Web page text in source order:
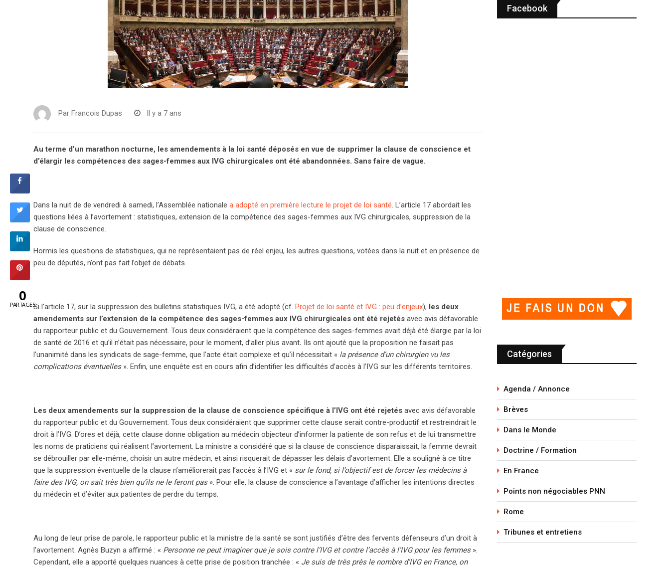
Par Francois Dupas Il y a 7 ans
Au terme d’un marathon nocturne, les amendements à la loi santé déposés en vue de supprimer la clause de conscience et
d’élargir les compétences des sages-femmes aux IVG chirurgicales ont été abandonnées. Sans faire de vague.
Dans la nuit de de vendredi à samedi, l’Assemblée nationale a adopté en première lecture le projet de loi santé. L’article 17 abordait les
questions liées à l’avortement : statistiques, extension de la compétence des sages-femmes aux IVG chirurgicales, suppression de la
clause de conscience.
Hormis les questions de statistiques, qui ne représentaient pas de réel enjeu, les autres questions, votées dans la nuit et en présence de
peu de députés, n’ont pas fait l’objet de débats.
Si l’article 17, sur la suppression des bulletins statistiques IVG, a été adopté (cf. Projet de loi santé et IVG : peu d’enjeux), les deux
amendements sur l’extension de la compétence des sages-femmes aux IVG chirurgicales ont été rejetés avec avis défavorable
du rapporteur public et du Gouvernement. Tous deux considéraient que la compétence des sages-femmes avait déjà été élargie par la loi
de santé de 2016 et qu’il n’était pas nécessaire, pour le moment, d’aller plus avant. Ils ont ajouté que la proposition ne faisait pas
l’unanimité dans les syndicats de sage-femme, que l’acte était complexe et qu’il nécessitait « la présence d’un chirurgien vu les
complications éventuelles». Enfin, une enquête est en cours afin d’identifier les difficultés d’accès à l’IVG sur les différents territoires.
Les deux amendements sur la suppression de la clause de conscience spécifique à l’IVG ont été rejetés avec avis défavorable
du rapporteur public et du Gouvernement. Tous deux considéraient que supprimer cette clause serait contre-productif et restreindrait le
droit à l’IVG. D’ores et déjà, cette clause donne obligation au médecin objecteur d’informer la patiente de son refus et de lui transmettre
les noms de praticiens qui réalisent l’avortement. La ministre a considéré que si la clause de conscience disparaissait, la femme devrait
se débrouiller par elle-même, choisir un autre médecin, et ainsi risquerait de dépasser les délais d’avortement. Elle a souligné à ce titre
que la suppression éventuelle de la clause n’améliorerait pas l’accès à l’IVG et « sur le fond, si l’objectif est de forcer les médecins à
faire des IVG, on sait très bien qu’ils ne le feront pas». Pour elle, la clause de conscience a l’avantage d’afficher les intentions directes
du médecin et d’éviter aux patientes de perdre du temps.
Au long de leur prise de parole, le rapporteur public et la ministre de la santé se sont justifiés d’être des fervents défenseurs d’un droit à
l’avortement. Agnès Buzyn a affirmé : « Personne ne peut imaginer que je sois contre l’IVG et contre l’accès à l’IVG pour les femmes».
Cependant, elle a apporté quelques nuances à cette prise de position tranchée : « Je suis de très près le nombre d’IVG en France, on
Facebook
Catégories
Agenda / Annonce
Brèves
Dans le Monde
Doctrine / Formation
En France
Points non négociables PNN
Rome
Tribunes et entretiens
0
PARTAGES